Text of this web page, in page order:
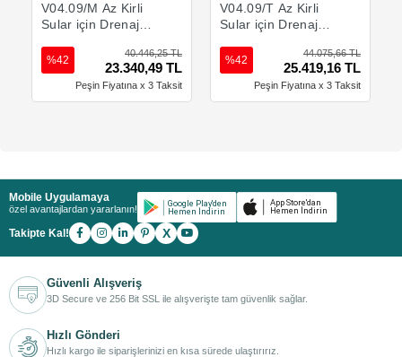
V04.09/M Az Kirli
Sular için Drenaj
40.446,25 TL
23.340,49 TL
%42
Peşin Fiyatına x 3 Taksit
V04.09/T Az Kirli
Sular için Drenaj
44.075,66 TL
25.419,16 TL
%42
Peşin Fiyatına x 3 Taksit
Mobile Uygulamaya
özel avantajlardan yararlanın!
Takipte Kal! X
Güvenli Alışveriş
3D Secure ve 256 Bit SSL ile alışverişte tam güvenlik sağlar.
Hızlı Gönderi
Hızlı kargo ile siparişlerinizi en kısa sürede ulaştırırız.